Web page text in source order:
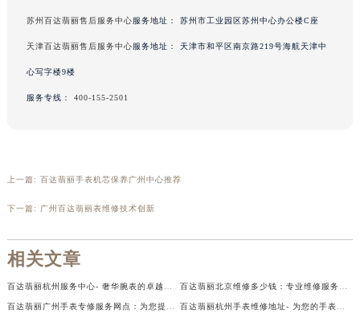
苏州百达翡丽售后服务中心服务地址： 苏州市工业园区苏州中心办公楼C座
天津百达翡丽售后服务中心服务地址： 天津市和平区南京路219号海航天津中
心写字楼9楼
服务专线： 400-155-2501
上一篇: 百达翡丽手表机芯保养广州中心推荐
下一篇: 广州百达翡丽表维修技术创新
相关文章